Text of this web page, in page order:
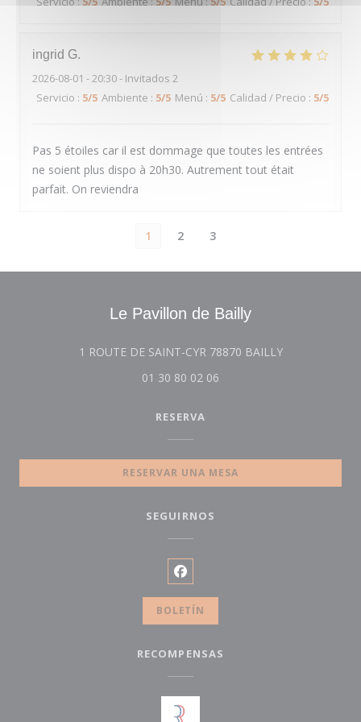
ingrid G
2026-08-01 - 20:30 - Invitados 2
Servicio : 5/5 Ambiente : 5/5 Menú : 5/5 Calidad / Precio : 5/5
Pas 5 étoiles car il est dommage que toutes les entrées
ne soient plus dispo à 20h30. Autrement tout était
parfait. On reviendra
1 2 3
Le Pavillon de Bailly
1 ROUTE DE SAINT-CYR 78870 BAILLY((abre en una
01 30 80 02 06
RESERVA
RESERVAR UNA MESA
SEGUIRNOS
Facebook ((abre en una
BOLETÍN
RECOMPENSAS